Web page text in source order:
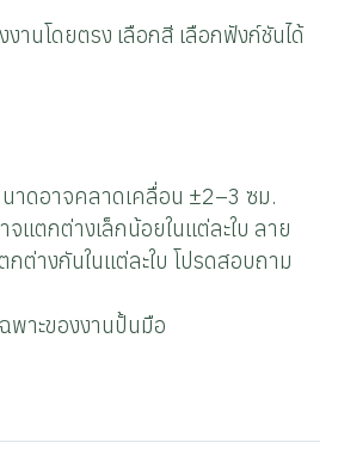
านโดยตรง เลือกสี เลือกฟังก์ชันได้
าดอาจคลาดเคลื่อน ±2–3 ซม.
แตกต่างเล็กน้อยในแต่ละใบ ลาย
กต่างกันในแต่ละใบ โปรดสอบถาม
พาะของงานปั้นมือ